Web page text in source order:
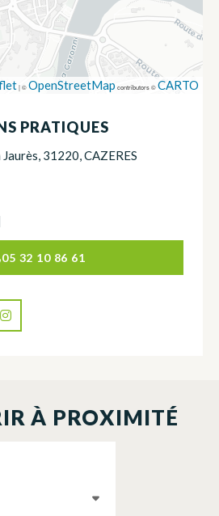
|©OpenStreetMap contributors ©CARTO
PRATIQUES
31220, CAZERES
05 32 10 86 61
À PROXIMITÉ